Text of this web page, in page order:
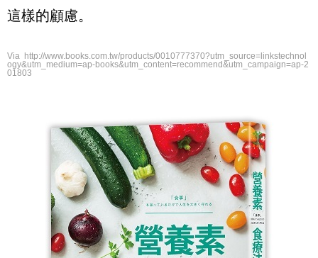
這樣的顧慮。
Via http://www.books.com.tw/products/0010777370?utm_source=linkstechnol
ogy&utm_medium=ap-books&utm_content=recommend&utm_campaign=ap-2
01803